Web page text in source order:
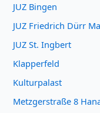
JUZ Bingen
JUZ Friedrich Dürr
JUZ St. Ingbert
Klapperfeld
Kulturpalast
Metzgerstraße 8